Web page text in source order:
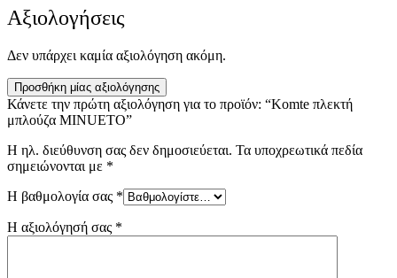
Αξιολογήσεις
Δεν υπάρχει καμία αξιολόγηση ακόμη.
Προσθήκη μίας αξιολόγησης
Κάνετε την πρώτη αξιολόγηση για το προϊόν: “Komte πλεκτή
μπλούζα MINUETO”
Η ηλ. διεύθυνση σας δεν δημοσιεύεται. Τα υποχρεωτικά πεδία
σημειώνονται με *
Η βαθμολογία σας *
Η αξιολόγησή σας *